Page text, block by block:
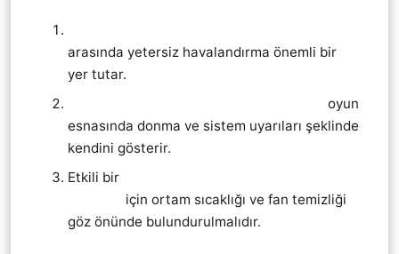
arasında yetersiz havalandırma önemli bir
yer tutar.
oyun
esnasında donma ve sistem uyarıları şeklinde
kendini gösterir.
Etkili bir
için ortam sıcaklığı ve fan temizliği
göz önünde bulundurulmalıdır.